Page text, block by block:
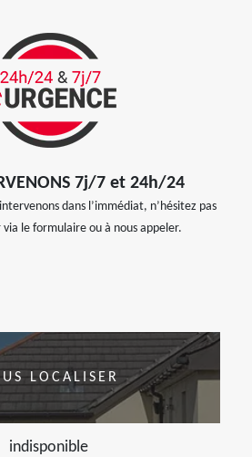
7j/7 et 24h/24
dans l’immédiat, n’hésitez pas
le formulaire ou à nous appeler.
LOCALISER
indisponible